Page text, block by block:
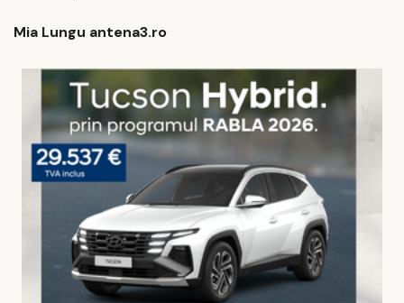
Mia Lungu antena3.ro